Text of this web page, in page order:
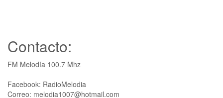
Contacto:
FM Melodía 100.7 Mhz
Facebook: RadioMelodia
Correo: melodia1007@hotmail.com